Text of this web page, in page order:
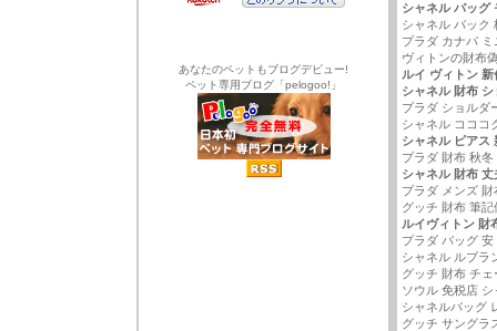
あなたのペットもブログデビュー!
ペット専用ブログ「pelogoo!」
シャネル バッグ
シャネル バック
プラダ カナパ
ヴィトンの財布
ルイ ヴィトン 新
シャネル 財布 シ
プラダ ショルダ
シャネル コココ
シャネル ピアス
プラダ 財布 秋冬
シャネル 財布 丈
プラダ メンズ 財
グッチ 財布 筆記
ルイヴィトン 財
プラダ バッグ 安
シャネル ルブラ
グッチ 財布 チェ
ソウル 免税店
シャネルバッグ
グッチ サングラ